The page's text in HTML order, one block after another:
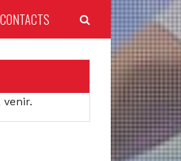
CONTACTS
venir.